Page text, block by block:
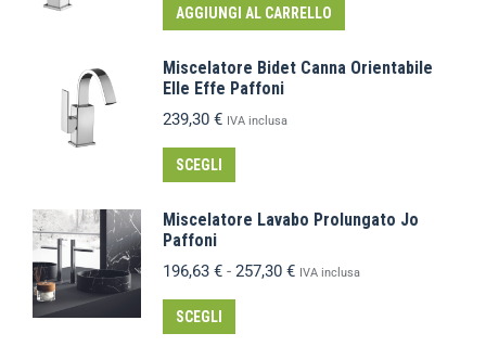
AGGIUNGI AL CARRELLO
Miscelatore Bidet Canna Orientabile
Elle Effe Paffoni
239,30 € IVA inclusa
SCEGLI
Miscelatore Lavabo Prolungato Jo
Paffoni
196,63 € - 257,30 € IVA inclusa
SCEGLI